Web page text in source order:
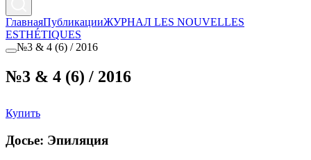
ГлавнаяПубликацииЖУРНАЛ LES NOUVELLES
ESTHÉTIQUES
№3 & 4 (6) / 2016
№3 & 4 (6) / 2016
Купить
Досье: Эпиляция